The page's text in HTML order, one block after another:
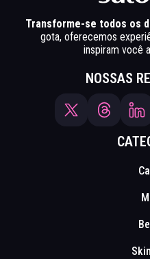
Transforme-se todos os
gota, oferecemos
inspiram você
NOSSAS